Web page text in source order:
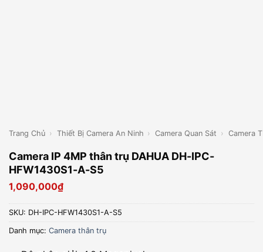
Trang Chủ › Thiết Bị Camera An Ninh › Camera Quan Sát › Camera
Camera IP 4MP thân trụ DAHUA DH-IPC-
HFW1430S1-A-S5
1,090,000₫
SKU: DH-IPC-HFW1430S1-A-S5
Danh mục: Camera thân trụ